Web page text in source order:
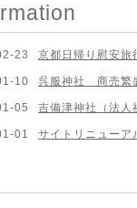
23 京都日帰り慰安旅
10 呉服神社 商売繁
05 吉備津神社（法人
01 サイトリニューア